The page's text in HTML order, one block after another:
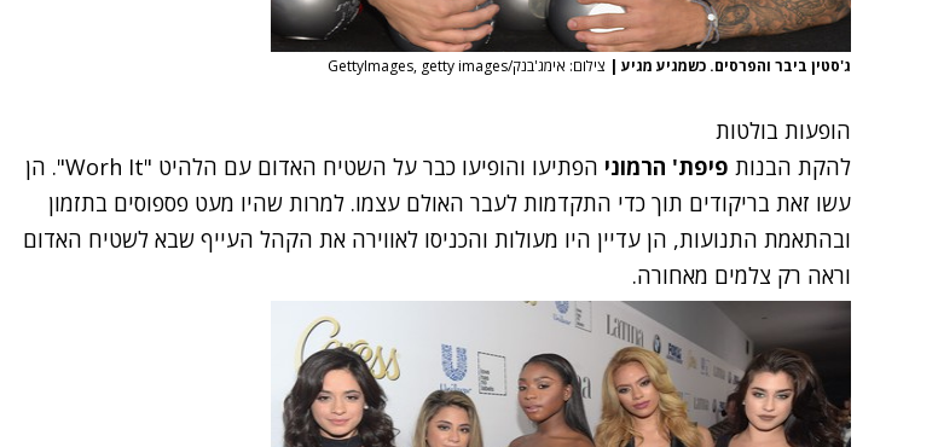
ג'סטין ביבר והפרסים. כשמגיע מגיע | צילום: אימג'בנק/GettyImages, getty images
הופעות בולטות
להקת הבנות פיפת' הרמוני
הפתיעו והופיעו כבר על השטיח האדום עם הלהיט "Worh It". הן
עשו זאת בריקודים תוך כדי התקדמות לעבר האולם עצמו. למרות שהיו מעט פספוסים בתזמון
ובהתאמת התנועות, הן עדיין היו מעולות והכניסו לאווירה את הקהל העייף שבא לשטיח האדום
וראה רק צלמים מאחורה.